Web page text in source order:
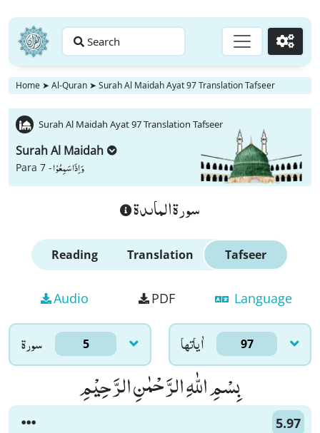
Search Go
Home ➤ Al-Quran ➤ Surah Al Maidah Ayat 97 Translation Tafseer
Surah Al Maidah Ayat 97 Translation Tafseer
Surah Al Maidah
Para 7 -وَ اِذَا سَمِعُوْا
سورة الماىدة
Reading Translation Tafseer
Audio PDF Language
سورۃ 5 اٰياتها 97
بِسْمِ اللّٰهِ الرَّحْمٰنِ الرَّحِیْمِ
5.97